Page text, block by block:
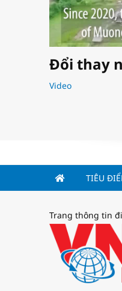
Đổi thay
Video
TIÊU
Trang thông tin